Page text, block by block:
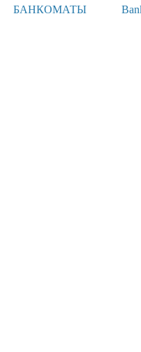
БАНКОМАТЫ